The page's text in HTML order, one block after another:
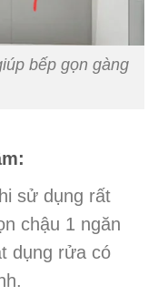
bếp gọn gàng
sử dụng rất
chậu 1 ngăn
dụng rửa có